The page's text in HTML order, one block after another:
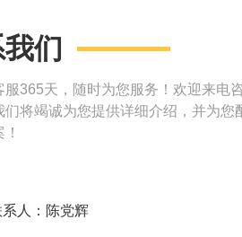
们
服365天，随时为您服务！欢迎来电
们将竭诚为您提供详细介绍，并为您
人：陈党辉